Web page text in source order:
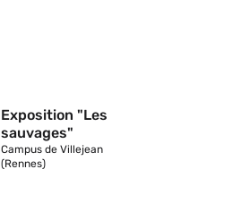
Exposition "Les
sauvages"
Campus de Villejean
(Rennes)